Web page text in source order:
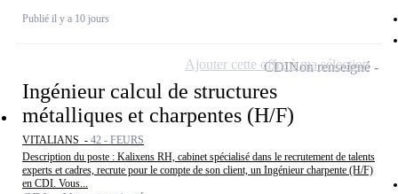
Publié il y a 10 jours
Ingénieur calcul de structures
métalliques et charpentes (H/F)
VITALIANS - 42 - FEURS
Description du poste : Kalixens RH, cabinet spécialisé dans le recrutement de talents
experts et cadres, recrute pour le compte de son client, un Ingénieur charpente (H/F)
en CDI. Vous...
CDINon renseigné
Ajouter cette offre à ma sélection